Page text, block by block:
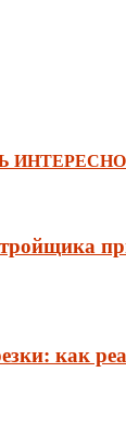
ИНТЕРЕСНО
как